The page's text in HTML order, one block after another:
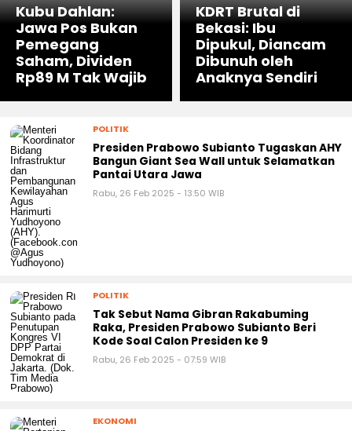
Kubu Dahlan:
Jawa Pos Bukan
Pemegang
Saham, Dividen
Rp89 M Tak Wajib
KDRT Brutal di
Bekasi: Ibu
Dipukul, Diancam
Dibunuh oleh
Anaknya Sendiri
POLITIK
Presiden Prabowo Subianto Tugaskan AHY
Bangun Giant Sea Wall untuk Selamatkan
Pantai Utara Jawa
Rabu, 26 Feb 2025 - 13:50 WIB
POLITIK
Tak Sebut Nama Gibran Rakabuming
Raka, Presiden Prabowo Subianto Beri
Kode Soal Calon Presiden ke 9
Rabu, 26 Feb 2025 - 07:59 WIB
EKONOMI